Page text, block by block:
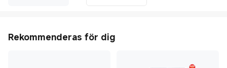
Rekommenderas för dig